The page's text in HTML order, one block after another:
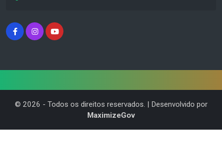
© 2026 - Todos os direitos reservados. | Desenvolvido por
MaximizeGov